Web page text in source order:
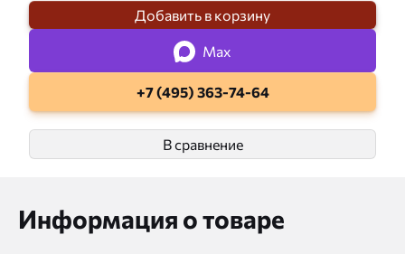
Добавить в корзину
Max
+7 (495) 363-74-64
В сравнение
Информация о товаре